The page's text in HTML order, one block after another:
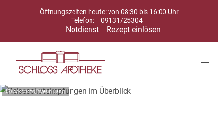
Öffnungszeiten heute: von 08:30 bis 16:00 Uhr
Telefon:
09131/25304
Notdienst Rezept einlösen
iStockphoto/hyejin kang